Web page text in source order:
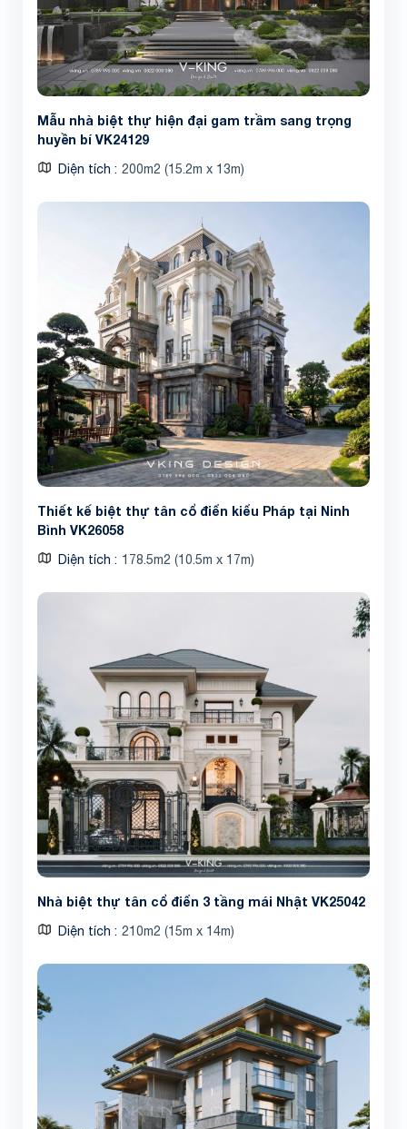
Mẫu nhà biệt thự hiện đại gam trầm sang trọng
huyền bí VK24129
Diện tích 200m2 (15.2m x 13m)
Thiết kế biệt thự tân cổ điển kiểu Pháp tại Ninh
Bình VK26058
Diện tích 178.5m2 (10.5m x 17m)
Nhà biệt thự tân cổ điển 3 tầng mái Nhật VK25042
Diện tích 210m2 (15m x 14m)